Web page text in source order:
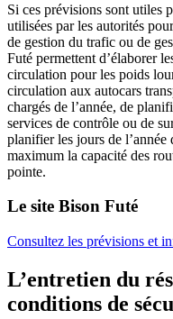
Si ces prévisions sont utiles
utilisées par les autorités
de gestion du trafic ou de
Futé permettent d’élaborer
circulation pour les poids
circulation aux autocars
chargés de l’année, de
services de contrôle ou de
planifier les jours de
maximum la capacité des
pointe.
Le site Bison Futé
Consultez les prévisions et
L’entretien du
conditions de